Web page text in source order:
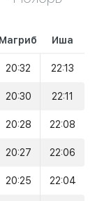
Магриб Иша
20:32 22:13
20:30 22:11
20:28 22:08
20:27 22:06
20:25 22:04